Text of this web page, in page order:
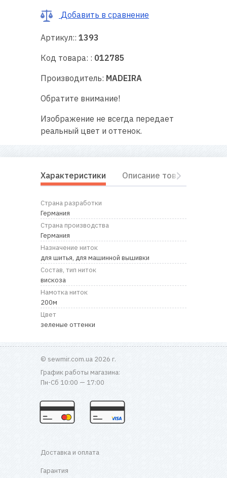
нас
Добавить в сравнение
Артикул:: 1393
Код товара: : 012785
Производитель: MADEIRA
Обратите внимание!
Изображение не всегда передает
реальный цвет и оттенок.
Характеристики Описание товара
Страна разработки
Германия
Страна производства
Германия
Назначение ниток
для шитья, для машинной вышивки
Состав, тип ниток
вискоза
Намотка ниток
200м
Цвет
зеленые оттенки
© sewmir.com.ua 2026 г.
График работы магазина:
Пн-Сб 10:00 — 17:00
Доставка и оплата
Гарантия